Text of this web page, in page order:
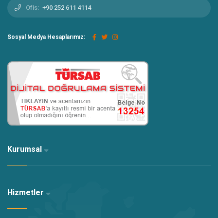
Ofis: +90 252 611 4114
Sosyal Medya Hesaplarımız:
Kurumsal
Hizmetler